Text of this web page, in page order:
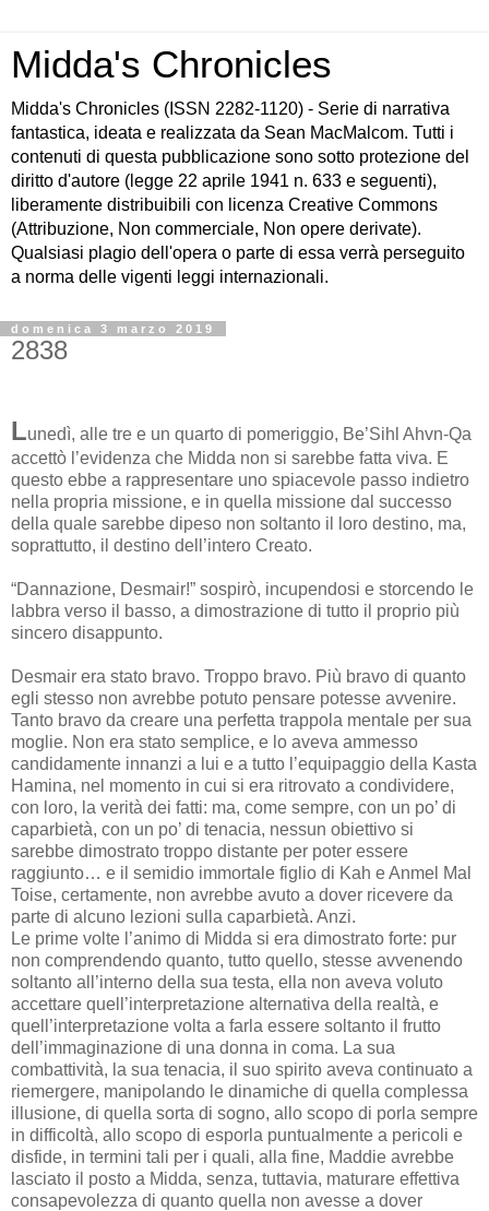
Midda's Chronicles
Midda's Chronicles (ISSN 2282-1120) - Serie di narrativa
fantastica, ideata e realizzata da Sean MacMalcom. Tutti i
contenuti di questa pubblicazione sono sotto protezione del
diritto d'autore (legge 22 aprile 1941 n. 633 e seguenti),
liberamente distribuibili con licenza Creative Commons
(Attribuzione, Non commerciale, Non opere derivate).
Qualsiasi plagio dell'opera o parte di essa verrà perseguito
a norma delle vigenti leggi internazionali.
domenica 3 marzo 2019
2838
Lunedì, alle tre e un quarto di pomeriggio, Be’Sihl Ahvn-Qa
accettò l’evidenza che Midda non si sarebbe fatta viva. E
questo ebbe a rappresentare uno spiacevole passo indietro
nella propria missione, e in quella missione dal successo
della quale sarebbe dipeso non soltanto il loro destino, ma,
soprattutto, il destino dell’intero Creato.
“Dannazione, Desmair!” sospirò, incupendosi e storcendo le
labbra verso il basso, a dimostrazione di tutto il proprio più
sincero disappunto.
Desmair era stato bravo. Troppo bravo. Più bravo di quanto
egli stesso non avrebbe potuto pensare potesse avvenire.
Tanto bravo da creare una perfetta trappola mentale per sua
moglie. Non era stato semplice, e lo aveva ammesso
candidamente innanzi a lui e a tutto l’equipaggio della Kasta
Hamina, nel momento in cui si era ritrovato a condividere,
con loro, la verità dei fatti: ma, come sempre, con un po’ di
caparbietà, con un po’ di tenacia, nessun obiettivo si
sarebbe dimostrato troppo distante per poter essere
raggiunto… e il semidio immortale figlio di Kah e Anmel Mal
Toise, certamente, non avrebbe avuto a dover ricevere da
parte di alcuno lezioni sulla caparbietà. Anzi.
Le prime volte l’animo di Midda si era dimostrato forte: pur
non comprendendo quanto, tutto quello, stesse avvenendo
soltanto all’interno della sua testa, ella non aveva voluto
accettare quell’interpretazione alternativa della realtà, e
quell’interpretazione volta a farla essere soltanto il frutto
dell’immaginazione di una donna in coma. La sua
combattività, la sua tenacia, il suo spirito aveva continuato a
riemergere, manipolando le dinamiche di quella complessa
illusione, di quella sorta di sogno, allo scopo di porla sempre
in difficoltà, allo scopo di esporla puntualmente a pericoli e
disfide, in termini tali per i quali, alla fine, Maddie avrebbe
lasciato il posto a Midda, senza, tuttavia, maturare effettiva
consapevolezza di quanto quella non avesse a dover